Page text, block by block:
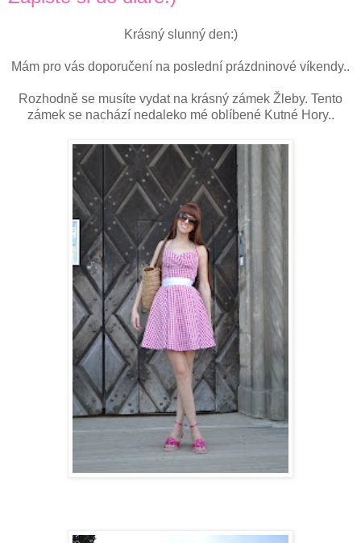
Krásný slunný den:)
Mám pro vás doporučení na poslední prázdninové víkendy..
Rozhodně se musíte vydat na krásný zámek Žleby. Tento
zámek se nachází nedaleko mé oblíbené Kutné Hory..